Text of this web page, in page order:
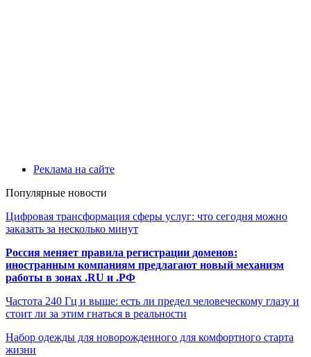
Реклама на сайте
Популярные новости
Цифровая трансформация сферы услуг: что сегодня можно
заказать за несколько минут
Россия меняет правила регистрации доменов:
иностранным компаниям предлагают новый механизм
работы в зонах .RU и .РФ
Частота 240 Гц и выше: есть ли предел человеческому глазу и
стоит ли за этим гнаться в реальности
Набор одежды для новорожденного для комфортного старта
жизни